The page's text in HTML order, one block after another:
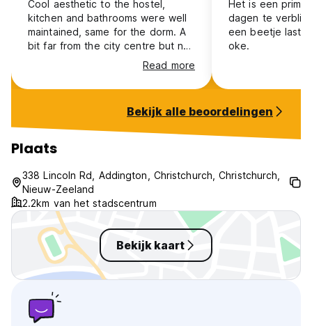
Cool aesthetic to the hostel,
kitchen and bathrooms were well
maintained, same for the dorm. A
bit far from the city centre but not
too bad, not much atmosphere
unfortunately. Bonus points for the
two very cute cats at the hostel
Read more
Het is een
dagen te
een beetje
oke.
Bekijk alle beoordelingen
Plaats
338 Lincoln Rd, Addington, Christchurch, Christchurch,
Nieuw-Zeeland
2.2km van het stadscentrum
Bekijk kaart